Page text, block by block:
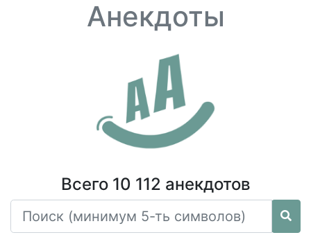
Анекдоты
Всего 10 112 анекдотов